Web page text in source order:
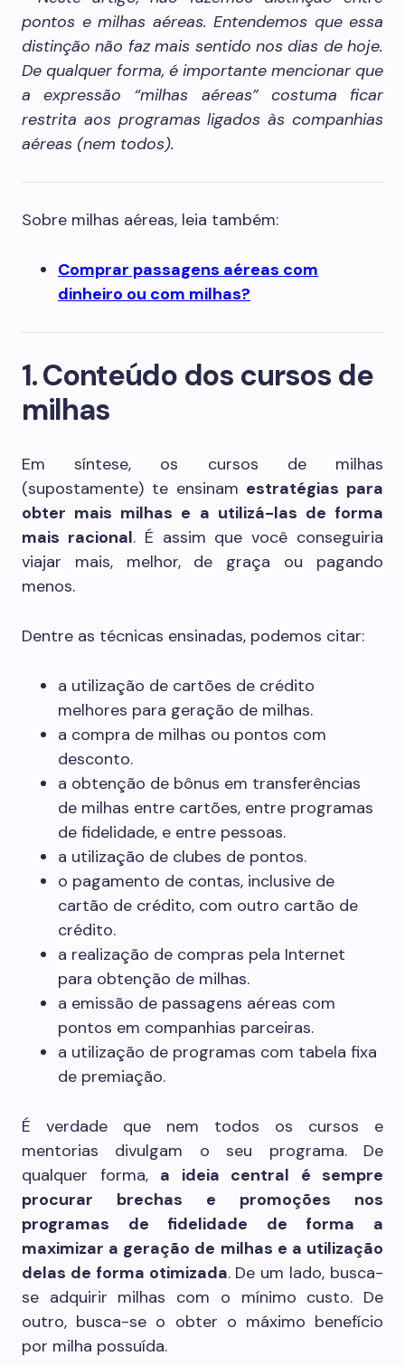
pontos e milhas aéreas. Entendemos que essa
distinção não faz mais sentido nos dias de hoje.
De qualquer forma, é importante mencionar que
a expressão “milhas aéreas” costuma ficar
restrita aos programas ligados às companhias
aéreas (nem todos).
Sobre milhas aéreas, leia também:
Comprar passagens aéreas com
dinheiro ou com milhas?
1. Conteúdo dos cursos de
milhas
Em síntese, os cursos de milhas
(supostamente) te ensinam estratégias para
obter mais milhas e a utilizá-las de forma
mais racional. É assim que você conseguiria
viajar mais, melhor, de graça ou pagando
menos.
Dentre as técnicas ensinadas, podemos citar:
a utilização de cartões de crédito
melhores para geração de milhas.
a compra de milhas ou pontos com
desconto.
a obtenção de bônus em transferências
de milhas entre cartões, entre programas
de fidelidade, e entre pessoas.
a utilização de clubes de pontos.
o pagamento de contas, inclusive de
cartão de crédito, com outro cartão de
crédito.
a realização de compras pela Internet
para obtenção de milhas.
a emissão de passagens aéreas com
pontos em companhias parceiras.
a utilização de programas com tabela fixa
de premiação.
É verdade que nem todos os cursos e
mentorias divulgam o seu programa. De
qualquer forma, a ideia central é sempre
procurar brechas e promoções nos
programas de fidelidade de forma a
maximizar a geração de milhas e a utilização
delas de forma otimizada. De um lado, busca-
se adquirir milhas com o mínimo custo. De
outro, busca-se o obter o máximo benefício
por milha possuída.